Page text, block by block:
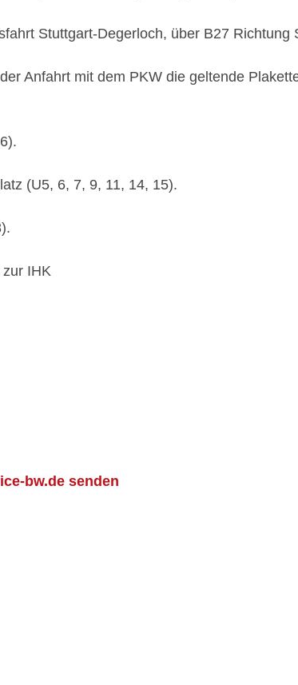
Stuttgart-Degerloch, über B27 Richtung
Anfahrt mit dem PKW die geltende
(U5, 6, 7, 9, 11, 14, 15).
IHK
bw.de senden